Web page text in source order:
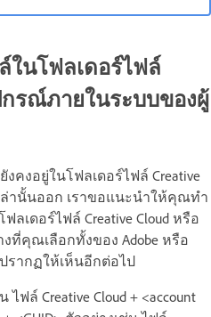
ในโฟลเดอร์ไฟล์
กรณ์ภายในระบบของผู้
คงอยู่ในโฟลเดอร์ไฟล์ Creative
ล่านั้นออก เราขอแนะนำให้คุณทำ
เดอร์ไฟล์ Creative Cloud หรือ
ที่คุณเลือกทั้งของ Adobe หรือ
ากฏให้เห็นอีกต่อไป
ฟล์ Creative Cloud + <account